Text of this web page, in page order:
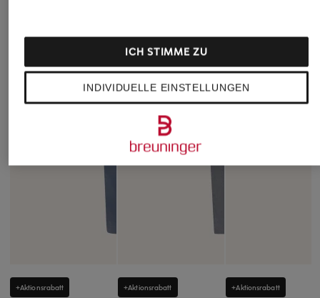
+Aktionsrabatt +Aktionsrabatt +Aktionsrabatt
INDIVIDUELLE EINSTELLUNGEN
ICH STIMME ZU